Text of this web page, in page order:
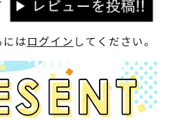
はログイン してください。